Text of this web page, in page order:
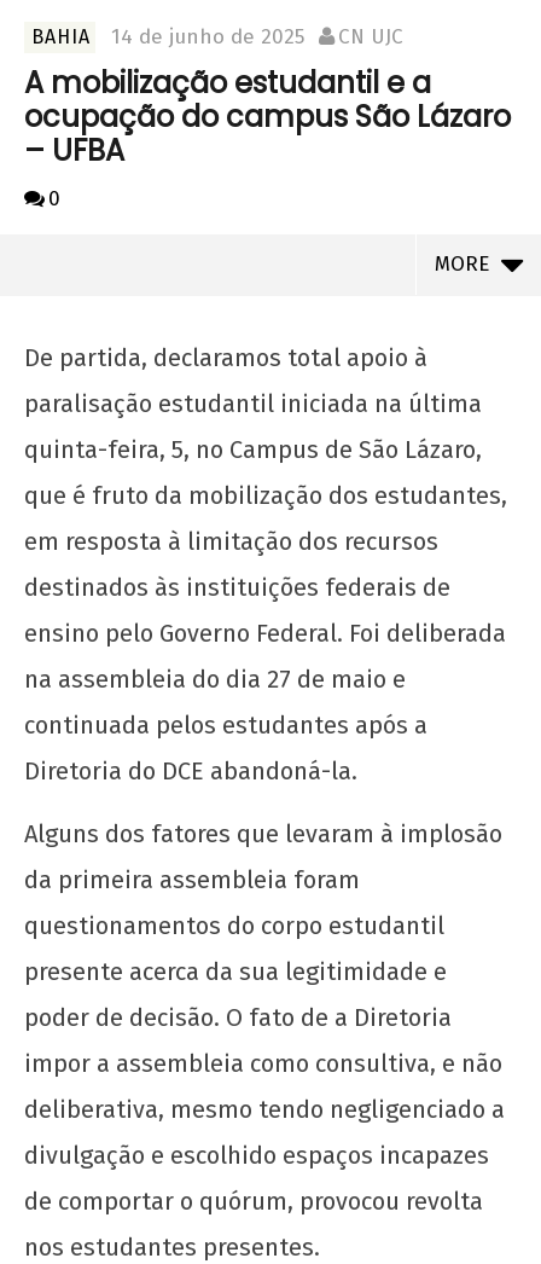
BAHIA 14 de junho de 2025 CN UJC
A mobilização estudantil e a
ocupação do campus São Lázaro
– UFBA
0
MORE
NOW VIEWING
A mobilização estudantil e a ocupação do
campus São Lázaro – UFBA
junho
2025
UJC
Perfil da juventude baiana II
14 de
junho
de
2025
De partida, declaramos total apoio à
paralisação estudantil iniciada na última
quinta-feira, 5, no Campus de São Lázaro,
que é fruto da mobilização dos estudantes,
em resposta à limitação dos recursos
destinados às instituições federais de
ensino pelo Governo Federal. Foi deliberada
na assembleia do dia 27 de maio e
continuada pelos estudantes após a
Diretoria do DCE abandoná-la.
Alguns dos fatores que levaram à implosão
da primeira assembleia foram
questionamentos do corpo estudantil
presente acerca da sua legitimidade e
poder de decisão. O fato de a Diretoria
impor a assembleia como consultiva, e não
deliberativa, mesmo tendo negligenciado a
divulgação e escolhido espaços incapazes
de comportar o quórum, provocou revolta
nos estudantes presentes.